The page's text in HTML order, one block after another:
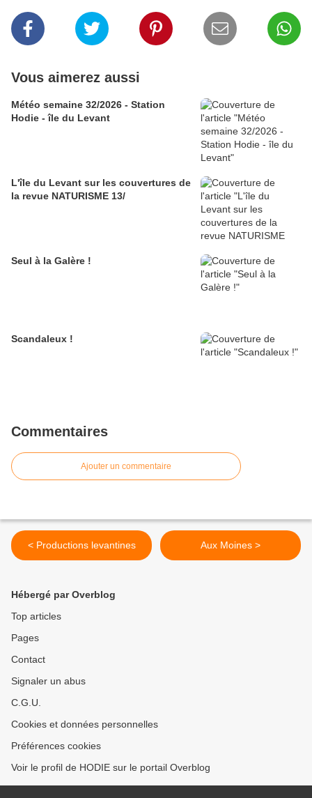
Vous aimerez aussi
Météo semaine 32/2026 - Station
Hodie - île du Levant
L'île du Levant sur les couvertures de
la revue NATURISME 13/
Seul à la Galère !
Scandaleux !
Commentaires
Ajouter un commentaire
< Productions levantines Aux Moines >
Hébergé par Overblog
Top articles
Pages
Contact
Signaler un abus
C.G.U.
Cookies et données personnelles
Préférences cookies
Voir le profil de HODIE sur le portail Overblog